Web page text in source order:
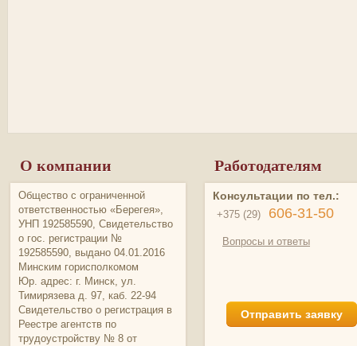
О компании
Общество с ограниченной
ответственностью «Берегея»,
УНП 192585590, Свидетельство
о гос. регистрации №
192585590, выдано 04.01.2016
Минским горисполкомом
Юр. адрес: г. Минск, ул.
Тимирязева д. 97, каб. 22-94
Свидетельство о регистрация в
Реестре агентств по
трудоустройству № 8 от
Работодателям
Консультации по тел.:
+375 (29) 606-31-50
Вопросы и ответы
Отправить заявку